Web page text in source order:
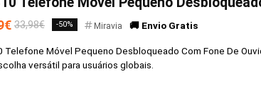
33,98€ -50% Miravia 🚚 Envio Gratis
Telefone Móvel Pequeno Desbloqueado Com Fone De
versátil para usuários globais.